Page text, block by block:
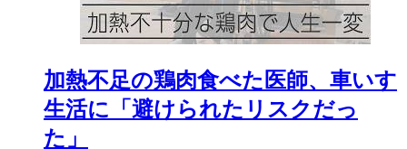
加熱不足の鶏肉食べた医師、車いす
生活に「避けられたリスクだっ
た」